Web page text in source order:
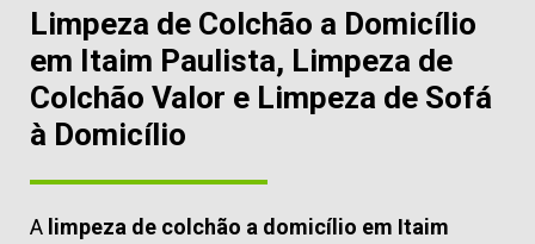
Limpeza de Colchão a Domicílio
em Itaim Paulista, Limpeza de
Colchão Valor e Limpeza de Sofá
à Domicílio
A limpeza de colchão a domicílio em Itaim